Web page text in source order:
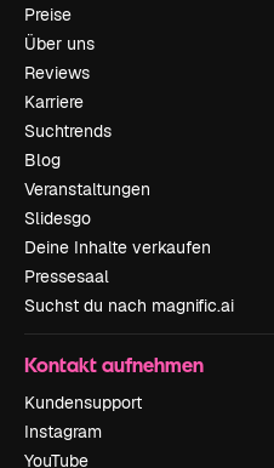
Preise
Über uns
Reviews
Karriere
Suchtrends
Blog
Veranstaltungen
Slidesgo
Deine Inhalte verkaufen
Pressesaal
Suchst du nach magnific.ai
Kontakt aufnehmen
Kundensupport
Instagram
YouTube